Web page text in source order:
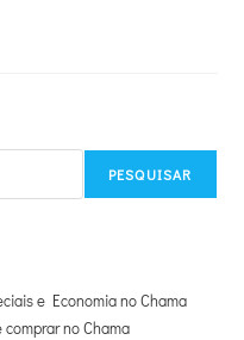
PESQUISAR
e Economia no Chama
comprar no Chama